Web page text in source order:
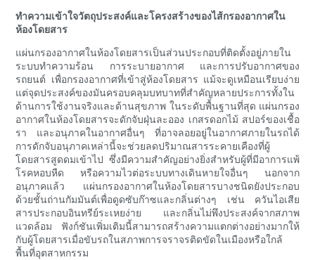
ทำความเข้าใจวัตถุประสงค์และโครงสร้างของไส้กรองอากาศใน
ห้องโดยสาร
แผ่นกรองอากาศในห้องโดยสารเป็นส่วนประกอบที่ติดตั้งอยู่ภายใน
ระบบทำความร้อน การระบายอากาศ และการปรับอากาศของ
รถยนต์ เพื่อกรองอากาศที่เข้าสู่ห้องโดยสาร แม้จะดูเหมือนเรียบง่าย
แต่จุดประสงค์ของมันครอบคลุมบทบาทที่สำคัญหลายประการทั้งใน
ด้านการใช้งานจริงและด้านสุขภาพ ในระดับพื้นฐานที่สุด แผ่นกรอง
อากาศในห้องโดยสารจะดักจับฝุ่นละออง เกสรดอกไม้ สปอร์ของเชื้อ
รา และอนุภาคในอากาศอื่นๆ ที่อาจลอยอยู่ในอากาศภายในรถได้
การดักจับอนุภาคเหล่านี้จะช่วยลดปริมาณสารระคายเคืองที่ผู้
โดยสารสูดดมเข้าไป ซึ่งมีความสำคัญอย่างยิ่งสำหรับผู้ที่มีอาการแพ้
โรคหอบหืด หรือความไวต่อระบบทางเดินหายใจอื่นๆ นอกจาก
อนุภาคแล้ว แผ่นกรองอากาศในห้องโดยสารบางชนิดยังประกอบ
ด้วยชั้นถ่านกัมมันต์เพื่อดูดซับก๊าซและกลิ่นต่างๆ เช่น ควันไอเสีย
สารประกอบอินทรีย์ระเหยง่าย และกลิ่นไม่พึงประสงค์จากสภาพ
แวดล้อม ฟังก์ชันเพิ่มเติมนี้สามารถสร้างความแตกต่างอย่างมากให้
กับผู้โดยสารเมื่อขับรถในสภาพการจราจรติดขัดในเมืองหรือใกล้
พื้นที่อุตสาหกรรม